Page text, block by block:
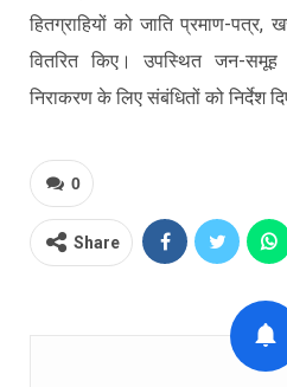
हितग्राहियों को जाति प्रमाण-पत्र,
वितरित किए। उपस्थित जन-
निराकरण के लिए संबंधितों को निर्देश
0
Share